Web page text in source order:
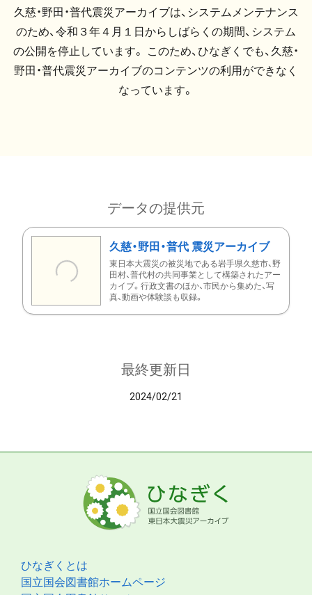
久慈・野田・普代震災アーカイブは、システムメンテナンス
のため、令和３年４月１日からしばらくの期間、システム
の公開を停止しています。 このため、ひなぎくでも、久慈・
野田・普代震災アーカイブのコンテンツの利用ができなく
なっています。
データの提供元
久慈・野田・普代 震災アーカイブ
東日本大震災の被災地である岩手県久慈市、野
田村、普代村の共同事業として構築されたアー
カイブ。行政文書のほか、市民から集めた、写
真、動画や体験談も収録。
最終更新日
2024/02/21
ひなぎくとは
国立国会図書館ホームページ